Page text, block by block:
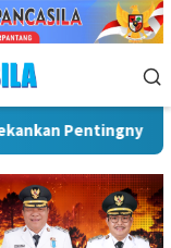
Gerak Jalan